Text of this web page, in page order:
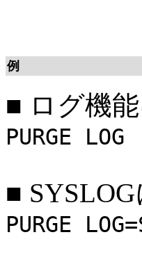
例
■ ログ機
PURGE LOG
■
PURGE